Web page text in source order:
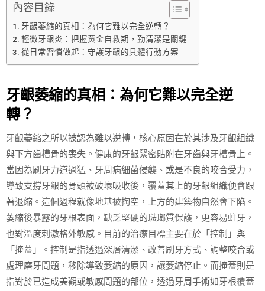
內容目錄
牙齦萎縮的真相：為何它難以完全逆轉？
輕微牙齦炎：把握黃金自救期，勤清潔是關鍵
從日常習慣做起：守護牙齦的具體行動方案
牙齦萎縮的真相：為何它難以完全逆
轉？
牙齦萎縮之所以被認為難以逆轉，核心原因在於其涉及牙齦組織
與下方齒槽骨的喪失。健康的牙齦緊密貼附在牙齒與牙槽骨上。
當因為刷牙力道過猛、牙周病細菌侵襲、或是不良的咬合受力，
導致支撐牙齦的骨頭被破壞吸收後，覆蓋其上的牙齦組織便會跟
著退縮。這個過程就像地基被掏空，上方的建築物自然會下陷。
萎縮後暴露的牙根表面，缺乏堅硬的琺瑯質保護，更容易蛀牙，
也對溫度刺激格外敏感。目前的治療目標主要在於「控制」與
「掩蓋」。控制是指透過深層清潔、改善刷牙方式、調整咬合或
處理磨牙問題，移除導致萎縮的原因，讓萎縮停止。而掩蓋則是
指對於已造成美觀或敏感問題的部位，透過牙周手術如牙根覆蓋